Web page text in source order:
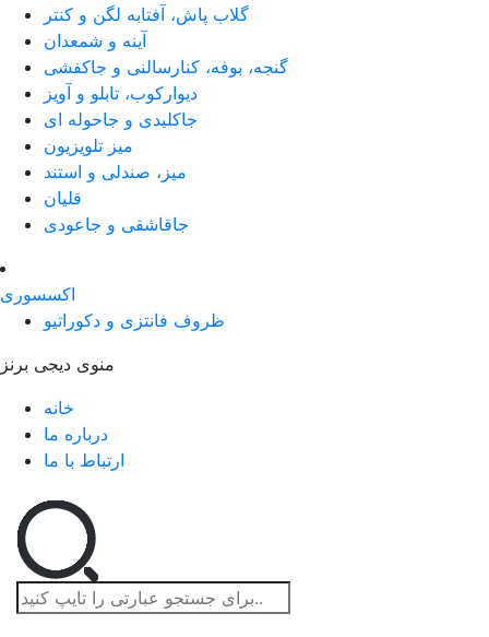
گلاب پاش، آفتابه لگن و کنتر
آینه و شمعدان
گنجه، بوفه، کنارسالنی و جاکفشی
دیوارکوب، تابلو و آویز
جاکلیدی و جاحوله ای
میز تلویزیون
میز، صندلی و استند
قلیان
جاقاشقی و جاعودی
اکسسوری
ظروف فانتزی و دکوراتیو
منوی دیجی برنز
خانه
درباره ما
ارتباط با ما